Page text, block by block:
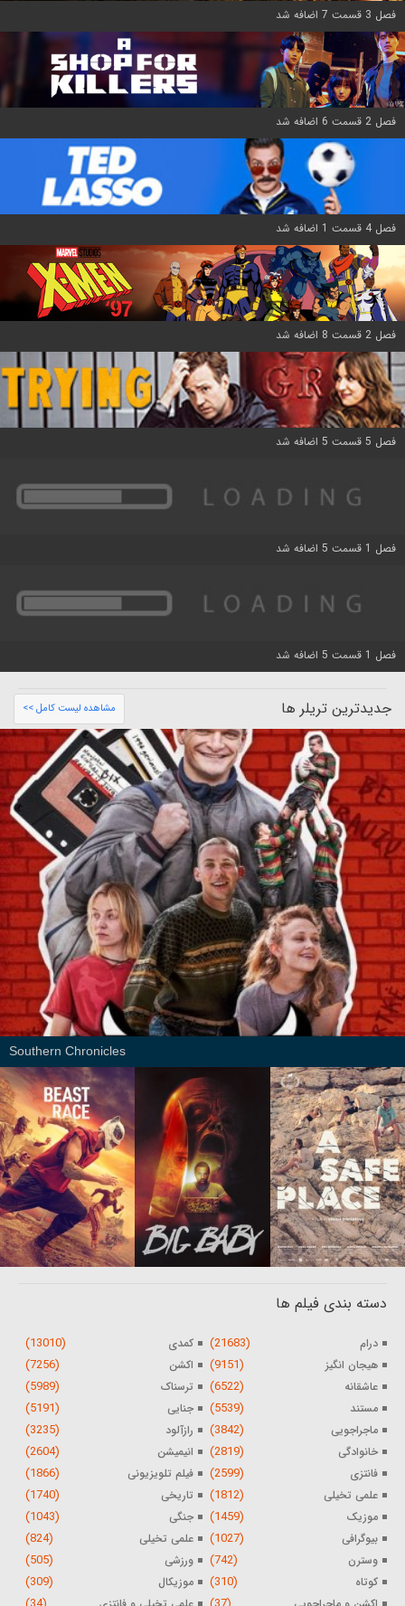
فصل 3 قسمت 7 اضافه شد
فصل 2 قسمت 6 اضافه شد
فصل 4 قسمت 1 اضافه شد
فصل 2 قسمت 8 اضافه شد
فصل 5 قسمت 5 اضافه شد
فصل 1 قسمت 5 اضافه شد
فصل 1 قسمت 5 اضافه شد
جدیدترین تریلر ها مشاهده لیست کامل >>
Southern Chronicles
دسته بندی فیلم ها
درام (21683) کمدی (13010)
هیجان انگیز (9151) اکشن (7256)
عاشقانه (6522) ترسناک (5989)
مستند (5539) جنایی (5191)
ماجراجویی (3842) رازآلود (3235)
خانوادگی (2819) انیمیشن (2604)
فانتزی (2599) فیلم تلویزیونی (1866)
علمی تخیلی (1812) تاریخی (1740)
موزیک (1459) جنگی (1043)
بیوگرافی (1027) علمی تخیلی (824)
وسترن (742) ورزشی (505)
کوتاه (310) موزیکال (309)